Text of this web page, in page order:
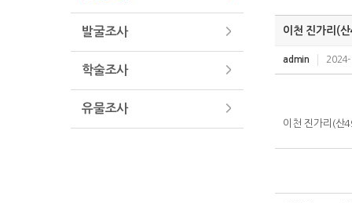
발굴조사
학술조사
유물조사
이천 진가리(
admin
이천 진가리(산